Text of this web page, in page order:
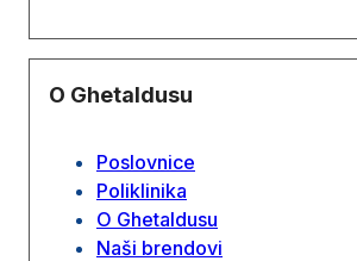
O Ghetaldusu
Poslovnice
Poliklinika
O Ghetaldusu
Naši brendovi